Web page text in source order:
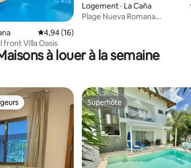
Note moyenne de 4,94 sur 5, 16
4,94 (16)
front VIlla Oasis
Logement · La Caña
Plage Nueva Romana
à louer à la semaine
Superhôte
Superhôte